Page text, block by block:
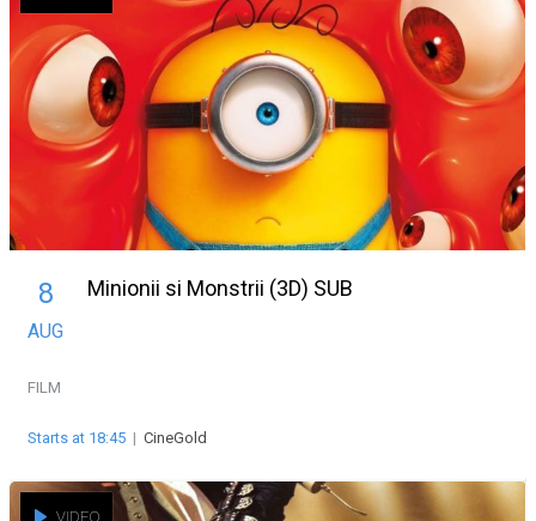
8
AUG
Minionii si Monstrii (3D) SUB
FILM
Starts at 18:45 | CineGold
VIDEO